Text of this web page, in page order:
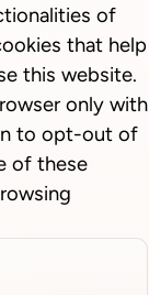
of
that help
this website.
only with
to opt-out of
of these